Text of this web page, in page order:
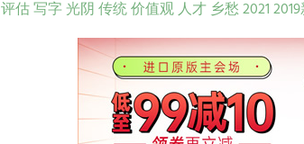
评估写字光阴传统价值观人才乡愁2021